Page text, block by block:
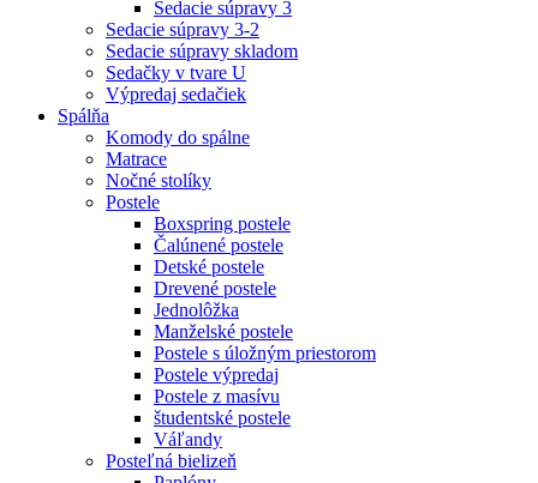
Sedacie súpravy 3
Sedacie súpravy 3-2
Sedacie súpravy skladom
Sedačky v tvare U
Výpredaj sedačiek
Spálňa
Komody do spálne
Matrace
Nočné stolíky
Postele
Boxspring postele
Čalúnené postele
Detské postele
Drevené postele
Jednolôžka
Manželské postele
Postele s úložným priestorom
Postele výpredaj
Postele z masívu
študentské postele
Váľandy
Posteľná bielizeň